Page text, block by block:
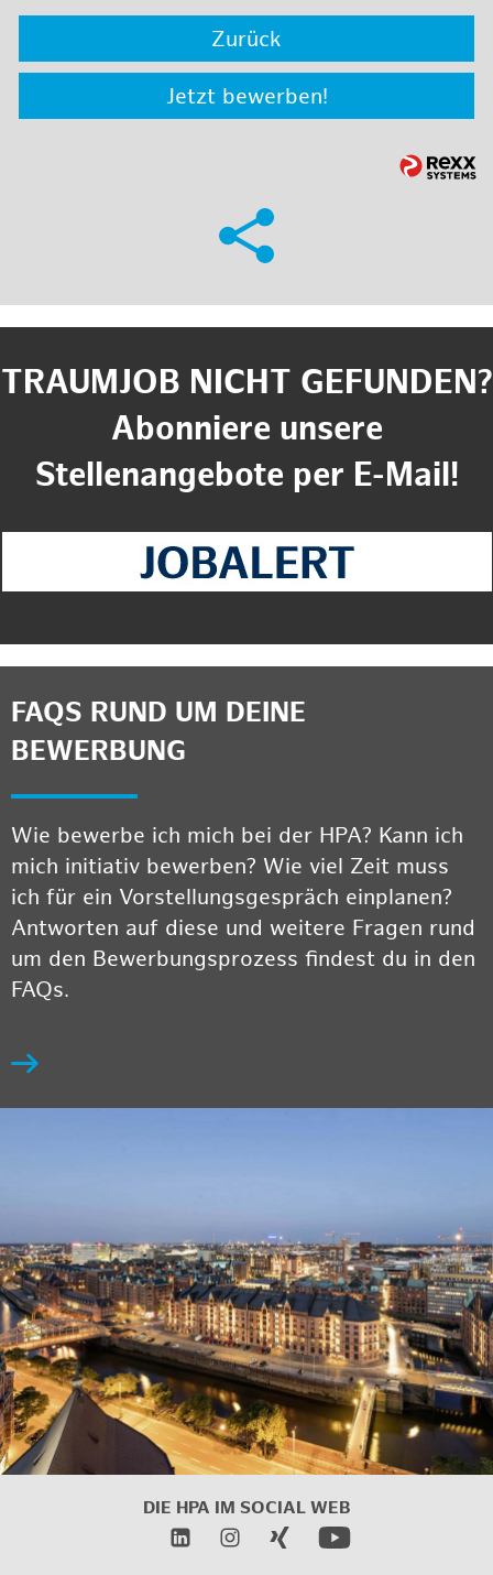
Zurück
Jetzt bewerben!
TRAUMJOB NICHT GEFUNDEN?
Abonniere unsere
Stellenangebote per E-Mail!
FAQS RUND UM DEINE
BEWERBUNG
Wie bewerbe ich mich bei der HPA? Kann ich
mich initiativ bewerben? Wie viel Zeit muss
ich für ein Vorstellungsgespräch einplanen?
Antworten auf diese und weitere Fragen rund
um den Bewerbungsprozess findest du in den
FAQs.
DIE HPA IM SOCIAL WEB